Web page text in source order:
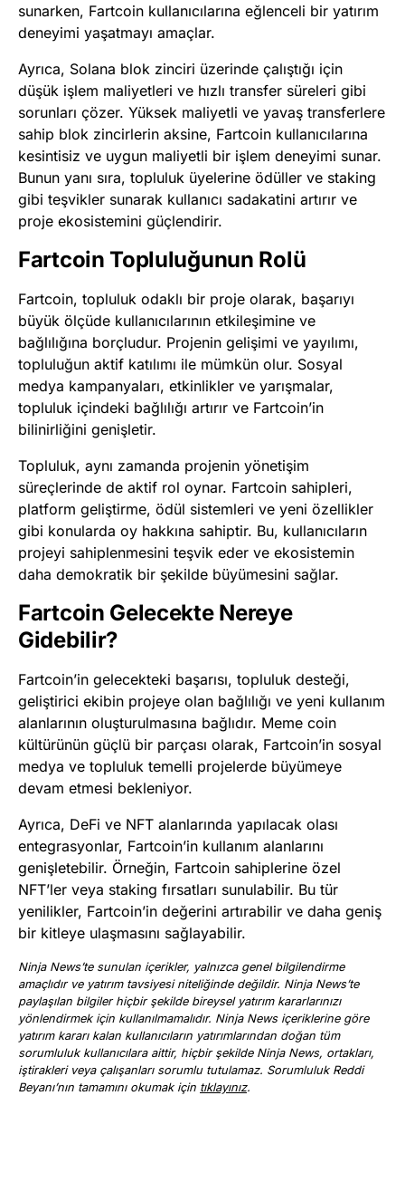
sunarken, Fartcoin kullanıcılarına eğlenceli bir yatırım
deneyimi yaşatmayı amaçlar.
Ayrıca, Solana blok zinciri üzerinde çalıştığı için
düşük işlem maliyetleri ve hızlı transfer süreleri gibi
sorunları çözer. Yüksek maliyetli ve yavaş transferlere
sahip blok zincirlerin aksine, Fartcoin kullanıcılarına
kesintisiz ve uygun maliyetli bir işlem deneyimi sunar.
Bunun yanı sıra, topluluk üyelerine ödüller ve staking
gibi teşvikler sunarak kullanıcı sadakatini artırır ve
proje ekosistemini güçlendirir.
Fartcoin Topluluğunun Rolü
Fartcoin, topluluk odaklı bir proje olarak, başarıyı
büyük ölçüde kullanıcılarının etkileşimine ve
bağlılığına borçludur. Projenin gelişimi ve yayılımı,
topluluğun aktif katılımı ile mümkün olur. Sosyal
medya kampanyaları, etkinlikler ve yarışmalar,
topluluk içindeki bağlılığı artırır ve Fartcoin’in
bilinirliğini genişletir.
Topluluk, aynı zamanda projenin yönetişim
süreçlerinde de aktif rol oynar. Fartcoin sahipleri,
platform geliştirme, ödül sistemleri ve yeni özellikler
gibi konularda oy hakkına sahiptir. Bu, kullanıcıların
projeyi sahiplenmesini teşvik eder ve ekosistemin
daha demokratik bir şekilde büyümesini sağlar.
Fartcoin Gelecekte Nereye
Gidebilir?
Fartcoin’in gelecekteki başarısı, topluluk desteği,
geliştirici ekibin projeye olan bağlılığı ve yeni kullanım
alanlarının oluşturulmasına bağlıdır. Meme coin
kültürünün güçlü bir parçası olarak, Fartcoin’in sosyal
medya ve topluluk temelli projelerde büyümeye
devam etmesi bekleniyor.
Ayrıca, DeFi ve NFT alanlarında yapılacak olası
entegrasyonlar, Fartcoin’in kullanım alanlarını
genişletebilir. Örneğin, Fartcoin sahiplerine özel
NFT’ler veya staking fırsatları sunulabilir. Bu tür
yenilikler, Fartcoin’in değerini artırabilir ve daha geniş
bir kitleye ulaşmasını sağlayabilir.
Ninja News’te sunulan içerikler, yalnızca genel bilgilendirme
amaçlıdır ve yatırım tavsiyesi niteliğinde değildir. Ninja News’te
paylaşılan bilgiler hiçbir şekilde bireysel yatırım kararlarınızı
yönlendirmek için kullanılmamalıdır. Ninja News içeriklerine göre
yatırım kararı kalan kullanıcıların yatırımlarından doğan tüm
sorumluluk kullanıcılara aittir, hiçbir şekilde Ninja News, ortakları,
iştirakleri veya çalışanları sorumlu tutulamaz. Sorumluluk Reddi
Beyanı’nın tamamını okumak için tıklayınız.